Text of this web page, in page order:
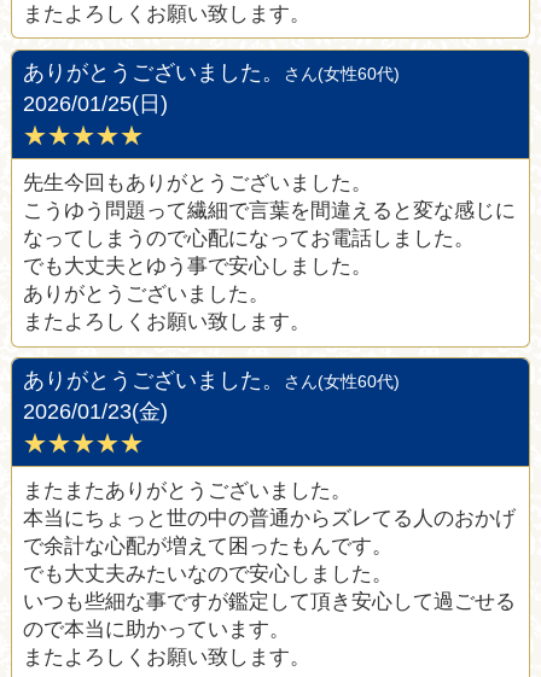
またよろしくお願い致します。
ありがとうございました。 さん(女性60代)
2026/01/25(日)
★★★★★
先生今回もありがとうございました。
こうゆう問題って繊細で言葉を間違えると変な感じに
なってしまうので心配になってお電話しました。
でも大丈夫とゆう事で安心しました。
ありがとうございました。
またよろしくお願い致します。
ありがとうございました。 さん(女性60代)
2026/01/23(金)
★★★★★
またまたありがとうございました。
本当にちょっと世の中の普通からズレてる人のおかげ
で余計な心配が増えて困ったもんです。
でも大丈夫みたいなので安心しました。
いつも些細な事ですが鑑定して頂き安心して過ごせる
ので本当に助かっています。
またよろしくお願い致します。